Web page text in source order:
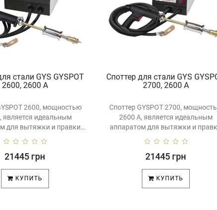
стали GYS GYSPOT
2600, 2600 A
2600, мощностью
является идеальным
для вытяжки и правки
стали небо..
21445 грн
КУПИТЬ
Споттер для стали GYS
2700, 2600 A
Cпоттер GYSPOT 2700,
2600 A, является идеальным
аппаратом для вытяжки и
стали небо..
21445 грн
КУПИТЬ